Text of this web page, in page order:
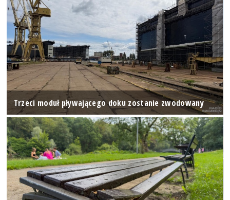
Trzeci moduł pływającego doku zostanie zwodowany